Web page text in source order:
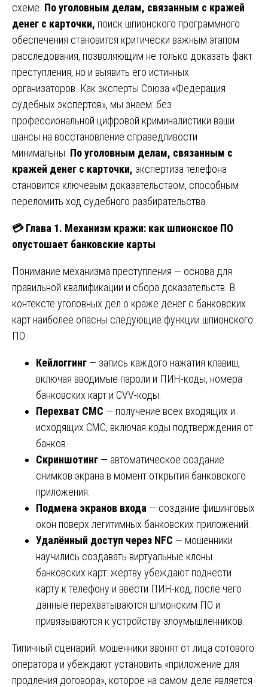
схеме. По уголовным делам, связанным с кражей
денег с карточки, поиск шпионского программного
обеспечения становится критически важным этапом
расследования, позволяющим не только доказать факт
преступления, но и выявить его истинных
организаторов. Как эксперты Союза «Федерация
судебных экспертов», мы знаем: без
профессиональной цифровой криминалистики ваши
шансы на восстановление справедливости
минимальны. По уголовным делам, связанным с
кражей денег с карточки, экспертиза телефона
становится ключевым доказательством, способным
переломить ход судебного разбирательства.
💳Глава 1. Механизм кражи: как шпионское ПО
опустошает банковские карты
Понимание механизма преступления — основа для
правильной квалификации и сбора доказательств. В
контексте уголовных дел о краже денег с банковских
карт наиболее опасны следующие функции шпионского
ПО:
Кейлоггинг — запись каждого нажатия клавиш,
включая вводимые пароли и ПИН-коды, номера
банковских карт и CVV-коды.
Перехват СМС — получение всех входящих и
исходящих СМС, включая коды подтверждения от
банков.
Скриншотинг — автоматическое создание
снимков экрана в момент открытия банковского
приложения.
Подмена экранов входа — создание фишинговых
окон поверх легитимных банковских приложений.
Удалённый доступ через NFC — мошенники
научились создавать виртуальные клоны
банковских карт: жертву убеждают поднести
карту к телефону и ввести ПИН-код, после чего
данные перехватываются шпионским ПО и
привязываются к устройству злоумышленников.
Типичный сценарий: мошенники звонят от лица сотового
оператора и убеждают установить «приложение для
продления договора», которое на самом деле является